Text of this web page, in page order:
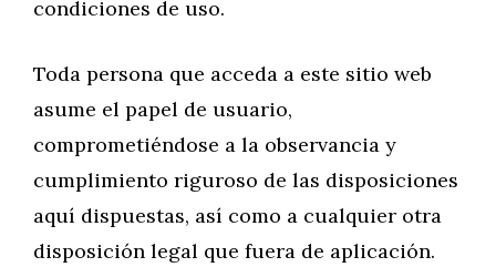
condiciones de uso.
Toda persona que acceda a este sitio web
asume el papel de usuario,
comprometiéndose a la observancia y
cumplimiento riguroso de las disposiciones
aquí dispuestas, así como a cualquier otra
disposición legal que fuera de aplicación.